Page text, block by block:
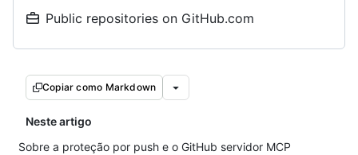
Public repositories on GitHub.com
Copiar como Markdown
Neste artigo
Sobre a proteção por push e o GitHub servidor MCP